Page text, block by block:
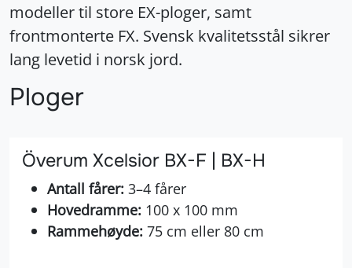
modeller til store EX-ploger, samt
frontmonterte FX. Svensk kvalitetsstål sikrer
lang levetid i norsk jord.
Ploger
Överum Xcelsior BX-F | BX-H
Antall fårer: 3–4 fårer
Hovedramme: 100 x 100 mm
Rammehøyde: 75 cm eller 80 cm